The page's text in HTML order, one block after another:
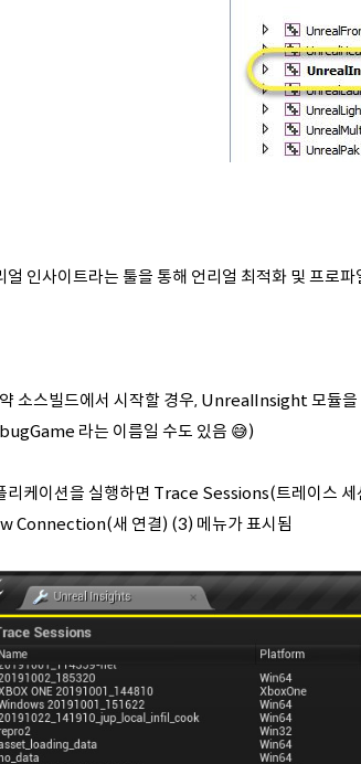
얼 인사이트라는 툴을 통해 언리얼 최적화 및 프로
소스빌드에서 시작할 경우, UnrealInsight 모
라는 이름일 수도 있음 😅)
리케이션을 실행하면 Trace Sessions(트레이스
Connection(새 연결) (3) 메뉴가 표시됨